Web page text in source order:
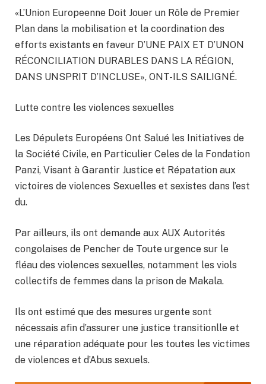
«L’Union Europeenne Doit Jouer un Rôle de Premier
Plan dans la mobilisation et la coordination des
efforts existants en faveur D’UNE PAIX ET D’UNON
RÉCONCILIATION DURABLES DANS LA RÉGION,
DANS UNSPRIT D’INCLUSE», ONT-ILS SAILIGNÉ.
Lutte contre les violences sexuelles
Les Dépulets Européens Ont Salué les Initiatives de
la Société Civile, en Particulier Celes de la Fondation
Panzi, Visant à Garantir Justice et Répatation aux
victoires de violences Sexuelles et sexistes dans l’est
du.
Par ailleurs, ils ont demande aux AUX Autorités
congolaises de Pencher de Toute urgence sur le
fléau des violences sexuelles, notamment les viols
collectifs de femmes dans la prison de Makala.
Ils ont estimé que des mesures urgente sont
nécessais afin d’assurer une justice transitionlle et
une réparation adéquate pour les toutes les victimes
de violences et d’Abus sexuels.